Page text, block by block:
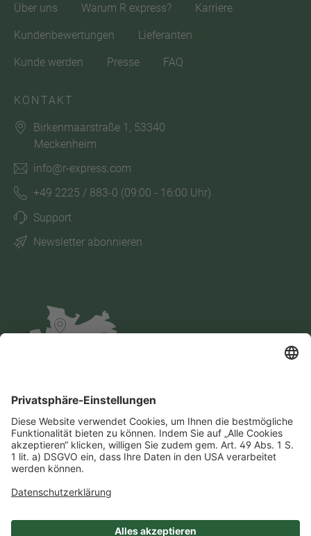
Über uns
Warum R express? Karriere
Kundenbewertungen Lieferanten
Kunde werden Presse FAQ
KONTAKT
Birkenmaarstraße 1, 53340
Meckenheim
info@r-express.com
+49 2225 / 883-0 (09:00 - 16:00 Uhr)
Support
Newsletter abonnieren